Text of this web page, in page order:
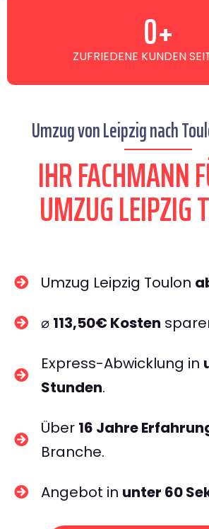
ZUFRIEDENE KUNDEN
0+
Umzug von Leipzig nach
IHR FACHMANN
UMZUG LEIPZIG
Umzug Leipzig Toulon
⌀ 113,50€ Kosten
Express-Abwicklung in
Stunden.
Über 16 Jahre
Branche.
Angebot in unter 60